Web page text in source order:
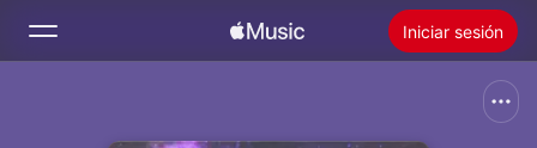
Iniciar sesión